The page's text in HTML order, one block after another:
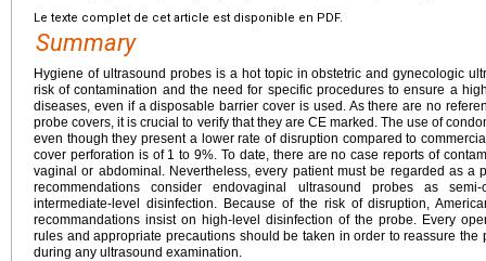
Le texte complet de cet article est disponible en PDF.
Summary
Hygiene of ultrasound probes is a hot topic in obstetric and gynecologic
risk of contamination and the need for specific procedures to ensure a
diseases, even if a disposable barrier cover is used. As there are no
probe covers, it is crucial to verify that they are CE marked. The use of
even though they present a lower rate of disruption compared to
cover perforation is of 1 to 9%. To date, there are no case reports of
vaginal or abdominal. Nevertheless, every patient must be regarded as a
recommendations consider endovaginal ultrasound probes as
intermediate-level disinfection. Because of the risk of disruption,
recommandations insist on high-level disinfection of the probe. Every
rules and appropriate precautions should be taken in order to reassure the
during any ultrasound examination.